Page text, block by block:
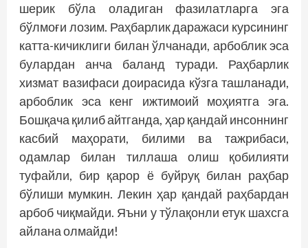
шерик бўла оладиган фазилатларга эга
бўлмоғи лозим. Раҳбарлик даражаси курсининг
катта-кичиклиги билан ўлчанади, арбоблик эса
булардан анча баланд туради. Раҳбарлик
хизмат вазифаси доирасида кўзга ташланади,
арбоблик эса кенг ижтимоий моҳиятга эга.
Бошқача қилиб айтганда, ҳар қандай инсоннинг
касбий маҳорати, билими ва тажрибаси,
одамлар билан тиллаша олиш қобилияти
туфайли, бир қарор ё буйруқ билан раҳбар
бўлиши мумкин. Лекин ҳар қандай раҳбардан
арбоб чиқмайди. Яъни у тўлақонли етук шахсга
айлана олмайди!